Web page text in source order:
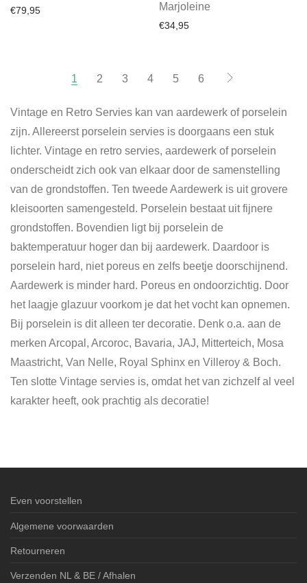
€79,95
Marjoleine
€34,95
1 2 3 4 5 6
Vintage en Retro Servies kan van aardewerk of porselein
zijn. Allereerst porselein servies is doorgaans een stuk
lichter. Vintage en retro servies, aardewerk of porselein
onderscheidt zich ook van elkaar door de samenstelling
van de grondstoffen. Ten tweede Aardewerk is uit grovere
kleisoorten samengesteld. Porselein bestaat uit fijnere
grondstoffen. Bovendien ligt bij porselein de
baktemperatuur hoger dan bij aardewerk. Daardoor is
porselein hard, niet poreus en zelfs beetje doorschijnend.
Aardewerk is minder hard. Poreus en ondoorzichtig. Door
het laagje glazuur voorkom je dat het vocht kan opnemen.
Bij porselein is dit alleen ter decoratie. Denk o.a. aan de
merken Arcopal, Arcoroc, Bavaria, JAJ, Mitterteich, Mosa
Maastricht, Van Nelle, Royal Sphinx en Villeroy & Boch.
Ten slotte Vintage servies is, omdat het van zichzelf al veel
karakter heeft, ook prachtig als decoratie!
Even voorstellen
Algemene voorwaarden
Retourneren
Verzenden NL & BE / Afhalen